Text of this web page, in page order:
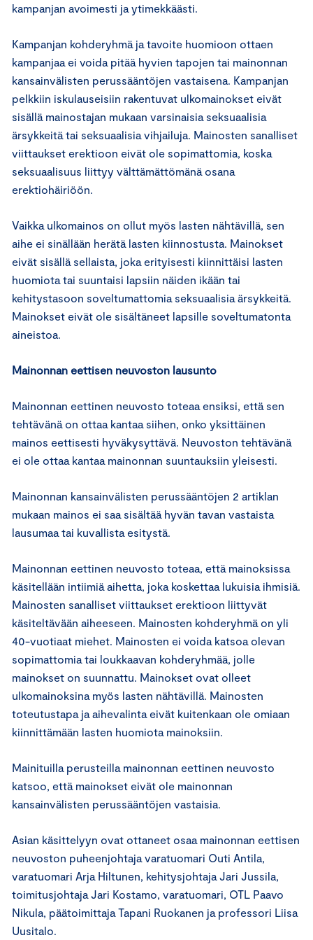
kampanjan avoimesti ja ytimekkäästi.
Kampanjan kohderyhmä ja tavoite huomioon ottaen
kampanjaa ei voida pitää hyvien tapojen tai mainonnan
kansainvälisten perussääntöjen vastaisena. Kampanjan
pelkkiin iskulauseisiin rakentuvat ulkomainokset eivät
sisällä mainostajan mukaan varsinaisia seksuaalisia
ärsykkeitä tai seksuaalisia vihjailuja. Mainosten sanalliset
viittaukset erektioon eivät ole sopimattomia, koska
seksuaalisuus liittyy välttämättömänä osana
erektiohäiriöön.
Vaikka ulkomainos on ollut myös lasten nähtävillä, sen
aihe ei sinällään herätä lasten kiinnostusta. Mainokset
eivät sisällä sellaista, joka erityisesti kiinnittäisi lasten
huomiota tai suuntaisi lapsiin näiden ikään tai
kehitystasoon soveltumattomia seksuaalisia ärsykkeitä.
Mainokset eivät ole sisältäneet lapsille soveltumatonta
aineistoa.
Mainonnan eettisen neuvoston lausunto
Mainonnan eettinen neuvosto toteaa ensiksi, että sen
tehtävänä on ottaa kantaa siihen, onko yksittäinen
mainos eettisesti hyväkysyttävä. Neuvoston tehtävänä
ei ole ottaa kantaa mainonnan suuntauksiin yleisesti.
Mainonnan kansainvälisten perussääntöjen 2 artiklan
mukaan mainos ei saa sisältää hyvän tavan vastaista
lausumaa tai kuvallista esitystä.
Mainonnan eettinen neuvosto toteaa, että mainoksissa
käsitellään intiimiä aihetta, joka koskettaa lukuisia ihmisiä.
Mainosten sanalliset viittaukset erektioon liittyvät
käsiteltävään aiheeseen. Mainosten kohderyhmä on yli
40-vuotiaat miehet. Mainosten ei voida katsoa olevan
sopimattomia tai loukkaavan kohderyhmää, jolle
mainokset on suunnattu. Mainokset ovat olleet
ulkomainoksina myös lasten nähtävillä. Mainosten
toteutustapa ja aihevalinta eivät kuitenkaan ole omiaan
kiinnittämään lasten huomiota mainoksiin.
Mainituilla perusteilla mainonnan eettinen neuvosto
katsoo, että mainokset eivät ole mainonnan
kansainvälisten perussääntöjen vastaisia.
Asian käsittelyyn ovat ottaneet osaa mainonnan eettisen
neuvoston puheenjohtaja varatuomari Outi Antila,
varatuomari Arja Hiltunen, kehitysjohtaja Jari Jussila,
toimitusjohtaja Jari Kostamo, varatuomari, OTL Paavo
Nikula, päätoimittaja Tapani Ruokanen ja professori Liisa
Uusitalo.